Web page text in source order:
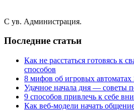
С ув. Администрация.
Последние статьи
Как не расстаться готовясь к
способов
8 мифов об игровых
Удачное начала дня — советы
9 способов привлечь к себе
Как веб-модели начать